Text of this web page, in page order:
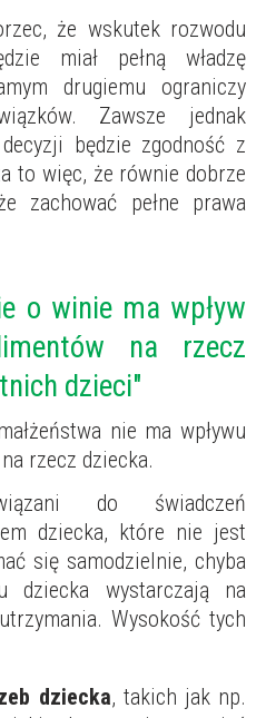
że wskutek rozwodu
miał pełną władzę
drugiemu ograniczy
Zawsze jednak
będzie zgodność z
to więc, że równie dobrze
zachować pełne prawa
o winie ma wpływ
na rzecz
dzieci"
nie ma wpływu
rzecz dziecka.
do świadczeń
dziecka, które nie jest
się samodzielnie, chyba
dziecka wystarczają na
Wysokość tych
dziecka, takich jak np.